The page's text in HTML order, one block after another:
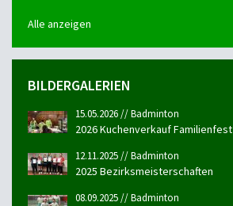
Alle anzeigen
BILDERGALERIEN
15.05.2026 // Badminton
2026 Kuchenverkauf Familienfest
12.11.2025 // Badminton
2025 Bezirksmeisterschaften
08.09.2025 // Badminton